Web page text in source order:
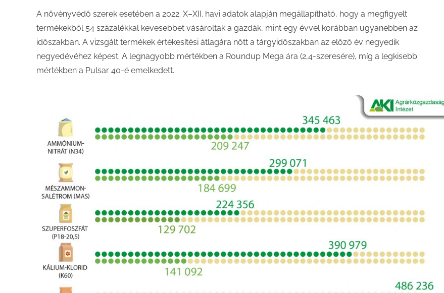
A növényvédő szerek esetében a 2022. X–XII. havi adatok alapján megállapítható, hogy a megfigyelt
termékekből 54 százalékkal kevesebbet vásároltak a gazdák, mint egy évvel korábban ugyanebben az
időszakban. A vizsgált termékek értékesítési átlagára nőtt a tárgyidőszakban az előző év negyedik
negyedévéhez képest. A legnagyobb mértékben a Roundup Mega ára (2,4-szeresére), míg a legkisebb
mértékben a Pulsar 40-é emelkedett.